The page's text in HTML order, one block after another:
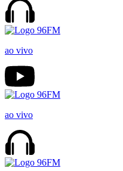
ao vivo
ao vivo